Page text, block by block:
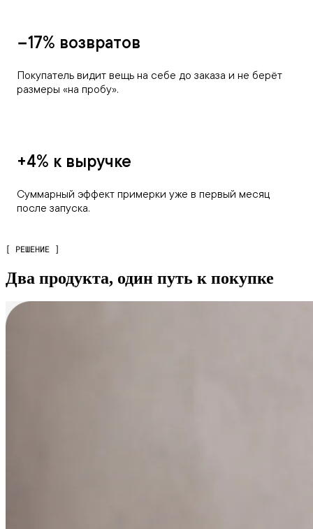
−17% возвратов
Покупатель видит вещь на себе до заказа и не берёт
размеры «на пробу».
+4% к выручке
Суммарный эффект примерки уже в первый месяц
после запуска.
[ РЕШЕНИЕ ]
Два продукта, один путь к покупке